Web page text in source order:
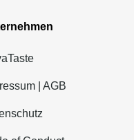
| AGB